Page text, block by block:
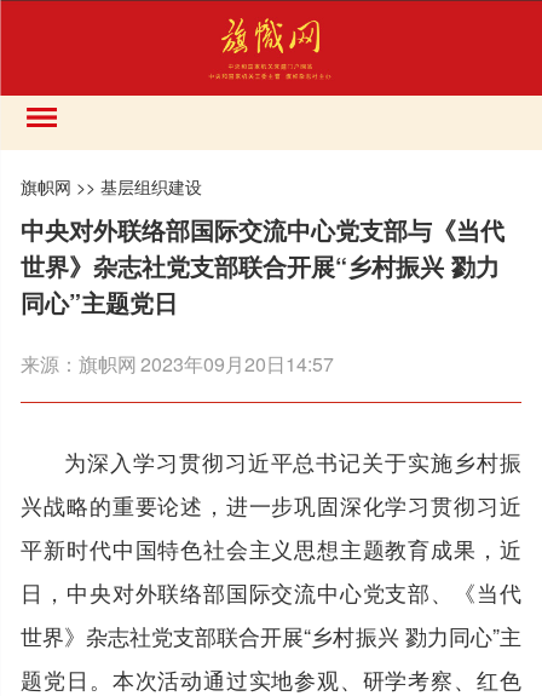
旗帜网 >>基层组织建设
中央对外联络部国际交流中心党支部与《当代
世界》杂志社党支部联合开展“乡村振兴 勠力
同心”主题党日
来源：旗帜网2023年09月20日14:57
为深入学习贯彻习近平总书记关于实施乡村振
兴战略的重要论述，进一步巩固深化学习贯彻习近
平新时代中国特色社会主义思想主题教育成果，近
日，中央对外联络部国际交流中心党支部、《当代
世界》杂志社党支部联合开展“乡村振兴 勠力同心”主
题党日。本次活动通过实地参观、研学考察、红色